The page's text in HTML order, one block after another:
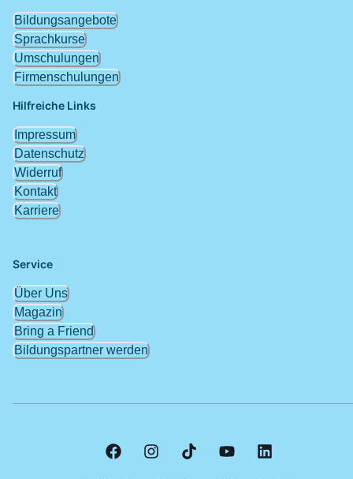
Hilfreiche Links
Impressum
Datenschutz
Widerruf
Kontakt
Karriere
Service
Über Uns
Magazin
Bring a Friend
Bildungspartner werden
Bildungsangebote
Sprachkurse
Umschulungen
Firmenschulungen